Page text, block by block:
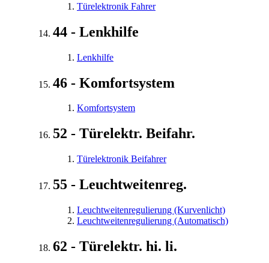
Türelektronik Fahrer
44 - Lenkhilfe
Lenkhilfe
46 - Komfortsystem
Komfortsystem
52 - Türelektr. Beifahr.
Türelektronik Beifahrer
55 - Leuchtweitenreg.
Leuchtweitenregulierung (Kurvenlicht)
Leuchtweitenregulierung (Automatisch)
62 - Türelektr. hi. li.